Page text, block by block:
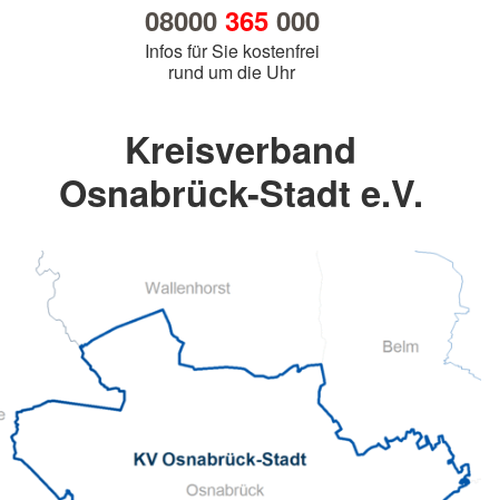
08000 365000
Infos für Sie kostenfrei
rund um die Uhr
Kreisverband
Osnabrück-Stadt e.V.